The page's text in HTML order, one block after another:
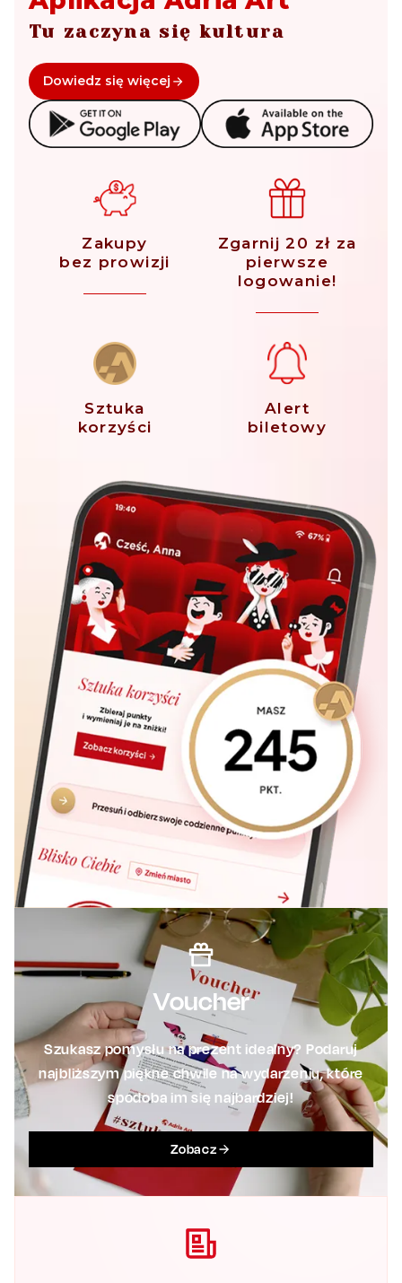
Tu zaczyna się kultura
Dowiedz się więcej
Zakupy
bez prowizji
Zgarnij 20 zł za
pierwsze
logowanie!
Sztuka
korzyści
Alert
biletowy
Voucher
Szukasz pomysłu na prezent idealny? Podaruj
najbliższym piękne chwile na wydarzeniu, które
spodoba im się najbardziej!
Zobacz